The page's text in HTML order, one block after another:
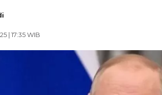
| 17:35 WIB